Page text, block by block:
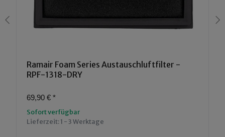
Ramair Foam Series Austauschluftfilter -
RPF-1318-DRY
69,90 € *
Sofort verfügbar
Lieferzeit:1 - 3 Werktage